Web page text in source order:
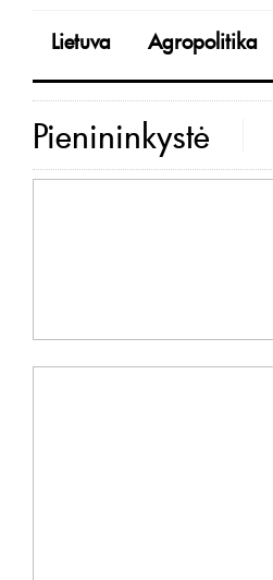
Lietuva Agropolitika
Pienininkystė